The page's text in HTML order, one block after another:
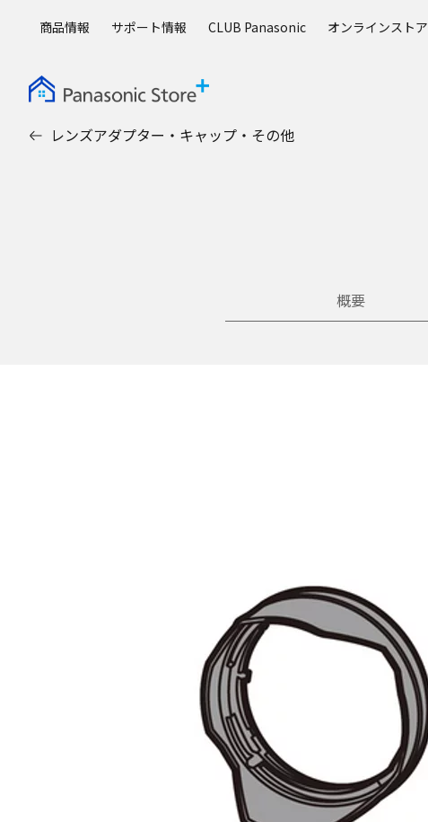
商品情報 サポート情報 CLUB Panasonic オンラインストア
レンズアダプター・キャップ・その他
概要